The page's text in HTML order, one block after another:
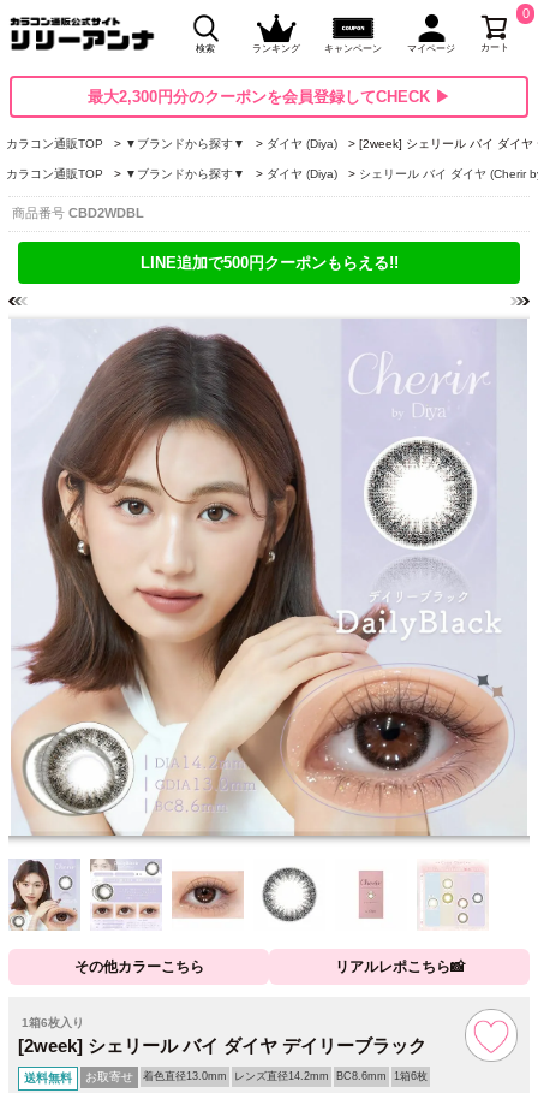
検索 ランキング キャンペーン マイページ カート
0
最大2,300円分のクーポンを会員登録してCHECK ▶
カラコン通販TOP ▼ブランドから探す▼ ダイヤ (Diya) [2week] シェリール バイ ダイヤ
カラコン通販TOP ▼ブランドから探す▼ ダイヤ (Diya) シェリール バイ ダイヤ (Cherir
商品番号 CBD2WDBL
LINE追加で500円クーポンもらえる!!
その他カラーこちら リアルレポこちら📸
1箱6枚入り
[2week] シェリール バイ ダイヤ デイリーブラック
送料無料 お取寄せ 着色直径13.0mm レンズ直径14.2mm BC8.6mm 1箱6枚